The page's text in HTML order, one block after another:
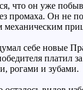
что он уже
промаха. Он не
механическим
себе новые
платил
рогами и зубами.